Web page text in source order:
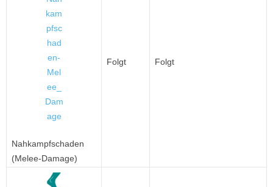
Nahkampfschaden
(Melee-Damage)
Folgt Folgt